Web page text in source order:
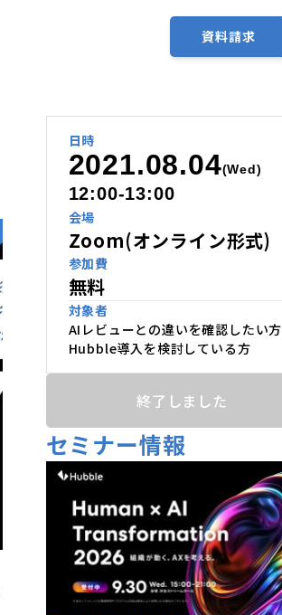
資料請求
日時
2021.08.04(Wed)
12:00-13:00
会場
Zoom(オンライン形式)
参加費
無料
対象者
AIレビューとの違いを確認したい方
Hubble導入を検討している方
終了しました
セミナー情報